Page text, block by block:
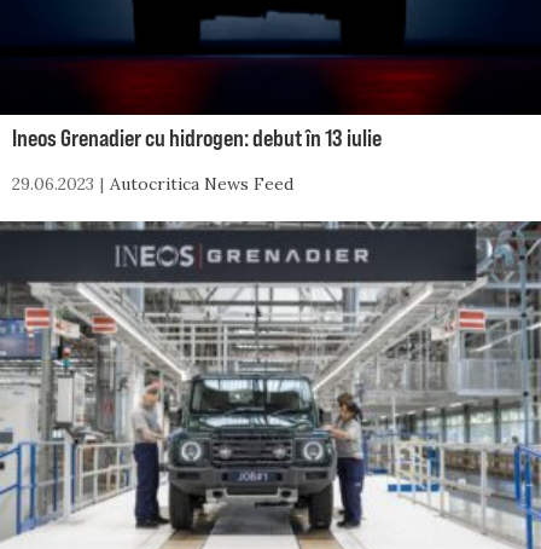
Ineos Grenadier cu hidrogen: debut în 13 iulie
29.06.2023 Autocritica News Feed